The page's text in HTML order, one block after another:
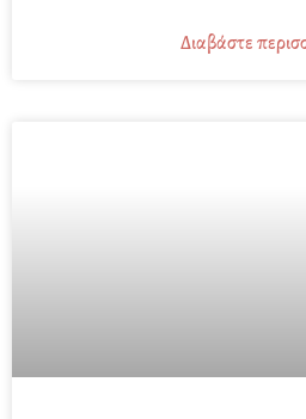
Διαβάστε